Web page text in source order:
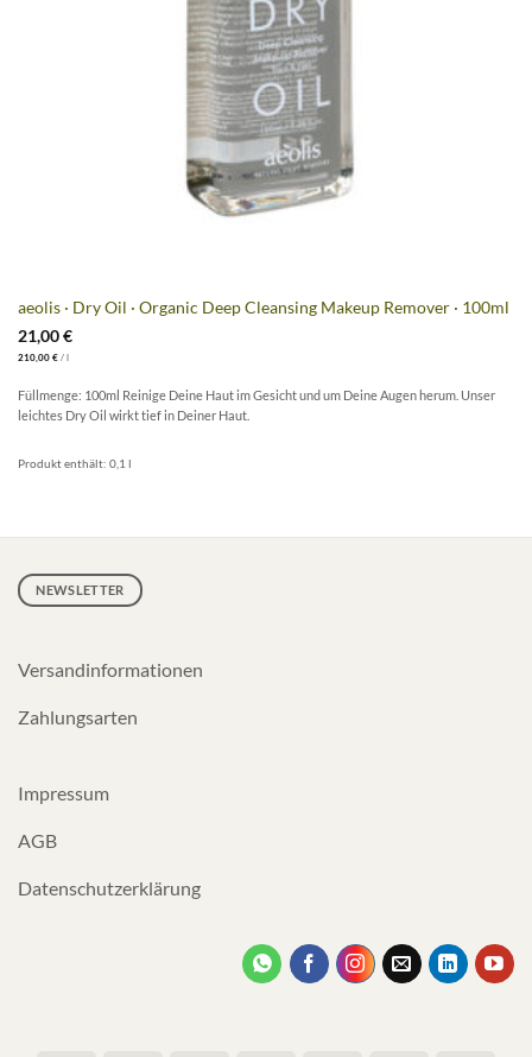
aeolis · Dry Oil · Organic Deep Cleansing Makeup Remover · 100ml
21,00€
210,00 €/ l
Füllmenge: 100ml Reinige Deine Haut im Gesicht und um Deine Augen herum. Unser
leichtes Dry Oil wirkt tief in Deiner Haut.
Produkt enthält: 0,1 l
NEWSLETTER
Versandinformationen
Zahlungsarten
Impressum
AGB
Datenschutzerklärung